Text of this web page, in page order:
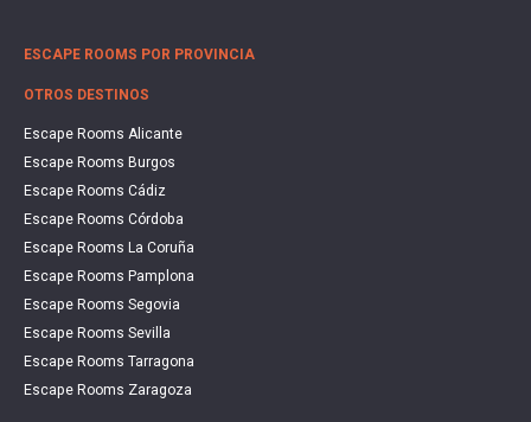
ESCAPE ROOMS POR PROVINCIA
OTROS DESTINOS
Escape Rooms Alicante
Escape Rooms Burgos
Escape Rooms Cádiz
Escape Rooms Córdoba
Escape Rooms La Coruña
Escape Rooms Pamplona
Escape Rooms Segovia
Escape Rooms Sevilla
Escape Rooms Tarragona
Escape Rooms Zaragoza